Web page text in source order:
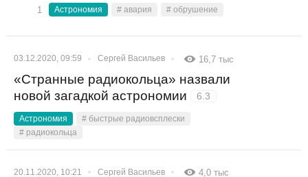
1 Астрономия # авария # обрушение
03.12.2020, 09:59 Сергей Васильев 16,7 тыс
«Странные радиокольца» назвали
новой загадкой астрономии
6.3
Астрономия
# быстрые радиовсплески
# радиокольца
20.11.2020, 10:21 Сергей Васильев 4,0 тыс